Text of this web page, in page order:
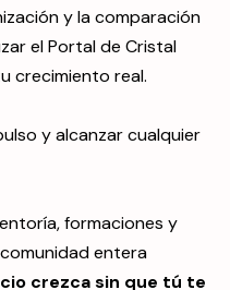
y la comparación
el Portal de Cristal
crecimiento real.
y alcanzar cualquier
formaciones y
entera
crezca sin que tú te